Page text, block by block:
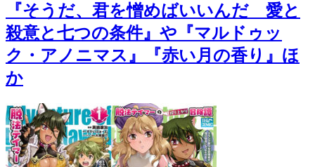
『そうだ、君を憎めばいいんだ 愛と
殺意と七つの条件』や『マルドゥッ
ク・アノニマス』『赤い月の香り』ほ
か